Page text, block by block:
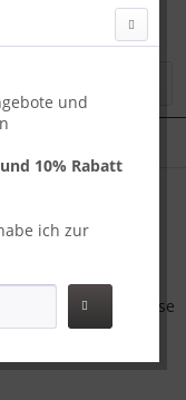
L |
Schloss,
und
10% Rabatt
ich zur